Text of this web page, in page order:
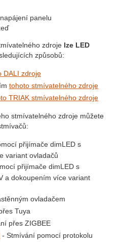
panelu
zdroje lze LED
způsobů:
DALI zdroje
tohoto stmívatelného zdroje
TRIAK stmívatelného zdroje
stmívatelného zdroje můžete
přijímače dimLED s
variant ovladačů
přijímače dimLED s
a dokoupením více variant
ovladačem
Tuya
přes ZIGBEE
- Stmívání pomocí protokolu